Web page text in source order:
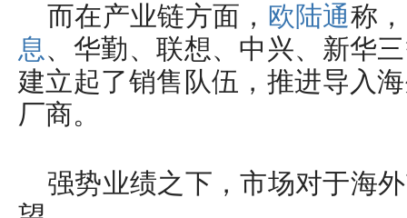
而在产业链方面， 欧陆通称
息、华勤、联想、中兴、新华
建立起了销售队伍，推进导入
厂商。
强势业绩之下，市场对于海